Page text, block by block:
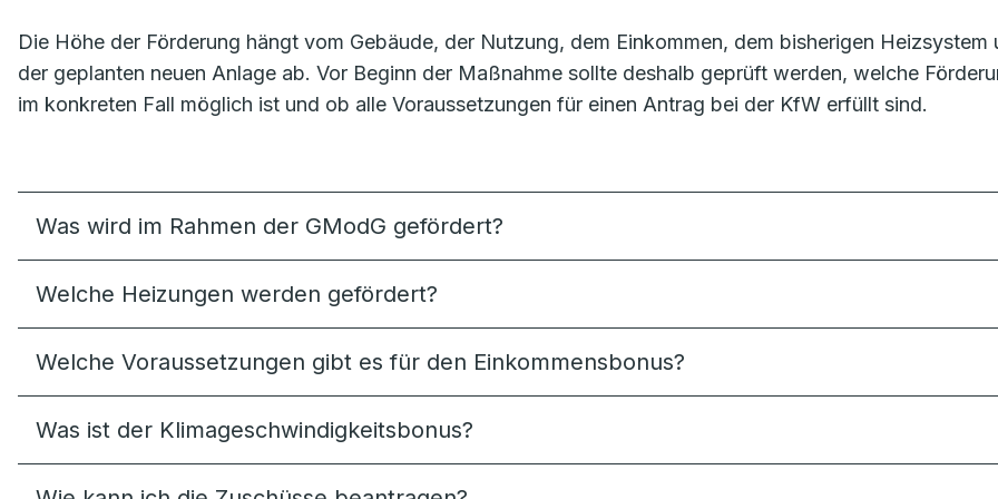
Die Höhe der Förderung hängt vom Gebäude, der Nutzung, dem Einkommen, dem bisherigen Heizsystem
der geplanten neuen Anlage ab. Vor Beginn der Maßnahme sollte deshalb geprüft werden, welche
im konkreten Fall möglich ist und ob alle Voraussetzungen für einen Antrag bei der KfW erfüllt sind.
Was wird im Rahmen der GModG gefördert?
Welche Heizungen werden gefördert?
Welche Voraussetzungen gibt es für den Einkommensbonus?
Was ist der Klimageschwindigkeitsbonus?